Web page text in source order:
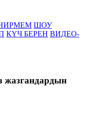
ШОУ
КҮЧ БЕРЕН ВИДЕО-
жазгандардын